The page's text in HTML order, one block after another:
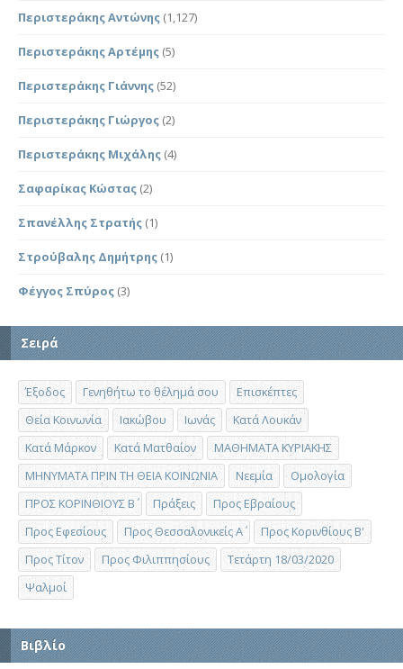
Περιστεράκης Αντώνης (1,127)
Περιστεράκης Αρτέμης (5)
Περιστεράκης Γιάννης (52)
Περιστεράκης Γιώργος (2)
Περιστεράκης Μιχάλης (4)
Σαφαρίκας Κώστας (2)
Σπανέλλης Στρατής (1)
Στρούβαλης Δημήτρης (1)
Φέγγος Σπύρος (3)
Σειρά
Έξοδος Γενηθήτω το θέλημά σου
Επισκέπτες
Θεία Κοινωνία
Ιακώβου Ιωνάς
Κατά Λουκάν
Κατά Μάρκον
Κατά Ματθαίον
ΜΑΘΗΜΑΤΑ ΚΥΡΙΑΚΗΣ
ΜΗΝΥΜΑΤΑ ΠΡΙΝ ΤΗ ΘΕΙΑ ΚΟΙΝΩΝΙΑ
Νεεμία
Ομολογία
ΠΡΟΣ ΚΟΡΙΝΘΙΟΥΣ Β΄
Πράξεις
Προς Εβραίους
Προς Εφεσίους
Προς Θεσσαλονικείς Α΄
Προς Κορινθίους Β'
Προς Τίτον
Προς Φιλιππησίους
Τετάρτη 18/03/2020
Ψαλμοί
Βιβλίο